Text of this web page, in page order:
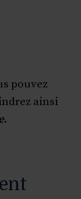
pouvez
ainsi
.